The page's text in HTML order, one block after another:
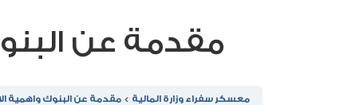
مقدمة عن
معسكر سفراء وزارة المالية مقدمة عن البنوك واهمية